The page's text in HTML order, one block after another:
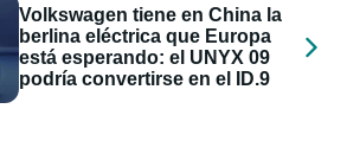
Volkswagen tiene en China la
berlina eléctrica que Europa
está esperando: el UNYX 09
podría convertirse en el ID.9